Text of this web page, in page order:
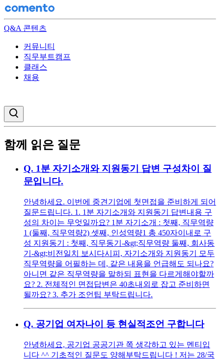
Q&A 콘텐츠
커뮤니티
직무부트캠프
클래스
채용
함께 읽은 질문
Q. 1분 자기소개와 지원동기 답변 구성차이 질
문입니다.
안녕하세요. 이번에 중견기업에 첫면접을 준비하게 되어
질문드립니다. 1. 1분 자기소개와 지원동기 답변내용 구
성의 차이는 무엇일까요? 1분 자기소개 : 첫째, 직무역량
1 (둘째, 직무역량2) 셋째, 인성역량1 총 450자이내로 구
성 지원동기 : 첫째, 직무동기-&gt;직무역량 둘째, 회사동
기-&gt;비전일치 보시다시피, 자기소개와 지원동기 모두
직무역량을 어필하는 데, 같은 내용을 언급해도 되나요?
아니면 같은 직무역량을 말하되 표현을 다르게해야할까
요? 2. 전체적인 면접답변은 40초내외로 잡고 준비하면
될까요? 3. 추가 조언팁 부탁드립니다.
Q. 공기업 여자나이 등 현실적조언 구합니다
안녕하세요, 공기업 공공기관 쪽 생각하고 있는 멘티입
니다 ^^ 기초적인 질문도 양해부탁드립니다 ! 저는 28/국